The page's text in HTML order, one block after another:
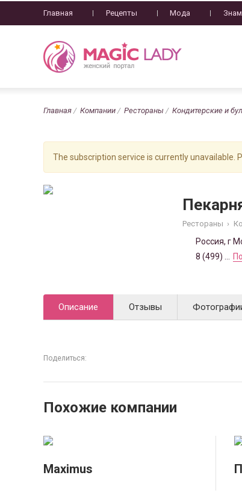
Главная Рецепты Мода
Главная Компании Рестораны Кондитерские и
The subscription service is currently unavailable.
Рестораны ›
Россия, г
8 (499) ...
Описание Отзывы
Поделиться:
Похожие компании
Maximus